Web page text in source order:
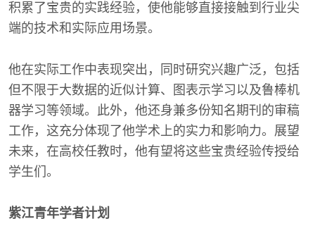
积累了宝贵的实践经验，使他能够直接接触到行业尖
端的技术和实际应用场景。
他在实际工作中表现突出，同时研究兴趣广泛，包括
但不限于大数据的近似计算、图表示学习以及鲁棒机
器学习等领域。此外，他还身兼多份知名期刊的审稿
工作，这充分体现了他学术上的实力和影响力。展望
未来，在高校任教时，他有望将这些宝贵经验传授给
学生们。
紫江青年学者计划